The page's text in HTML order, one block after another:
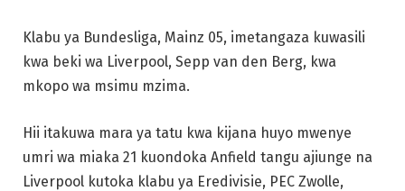
Klabu ya Bundesliga, Mainz 05, imetangaza kuwasili
kwa beki wa Liverpool, Sepp van den Berg, kwa
mkopo wa msimu mzima.
Hii itakuwa mara ya tatu kwa kijana huyo mwenye
umri wa miaka 21 kuondoka Anfield tangu ajiunge na
Liverpool kutoka klabu ya Eredivisie, PEC Zwolle,